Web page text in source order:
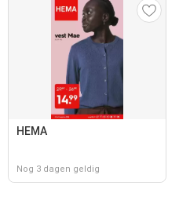
HEMA
Nog 3 dagen geldig